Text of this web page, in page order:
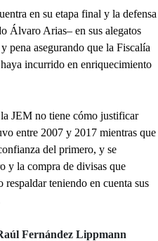
en su etapa final y la defensa
Álvaro Arias– en sus alegatos
pena asegurando que la Fiscalía
incurrido en enriquecimiento
JEM no tiene cómo justificar
entre 2007 y 2017 mientras que
del primero, y se
y la compra de divisas que
teniendo en cuenta sus
Fernández Lippmann